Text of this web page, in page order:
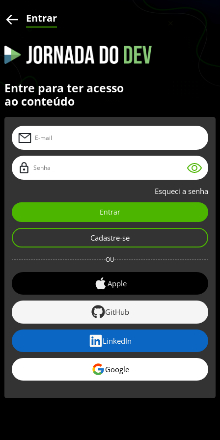
Entrar
Entre para ter acesso
ao conteúdo
Esqueci a senha
Entrar
Cadastre-se
OU
Apple
GitHub
LinkedIn
Google